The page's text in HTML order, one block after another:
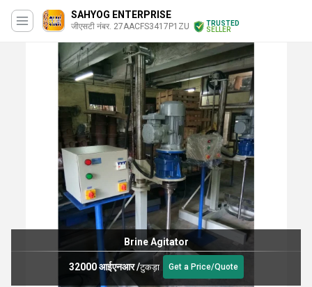
SAHYOG ENTERPRISE
जीएसटी नंबर. 27AACFS3417P1ZU
TRUSTED
SELLER
Brine Agitator
32000 आईएनआर/टुकड़ा Get a Price/Quote